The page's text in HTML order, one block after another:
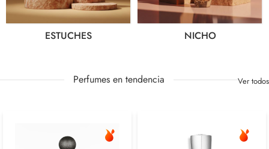
ESTUCHES NICHO
Perfumes en tendencia Ver todos